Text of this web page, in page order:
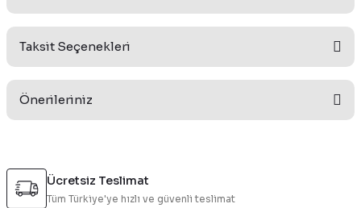
Yorum Yaz
Taksit Seçenekleri
Önerileriniz
konularda yetersiz gördüğünüz noktaları öneri formunu
kullanarak tarafımıza iletebilirsiniz.
Görüş ve önerileriniz için teşekkür ederiz.
Ücretsiz Teslimat
Tüm Türkiye'ye hızlı ve güvenli teslimat